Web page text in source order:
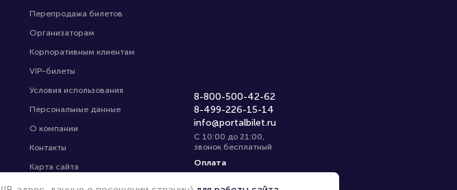
Перепродажа билетов
Организаторам
Корпоративным клиентам
VIP-билеты
Условия использования
Персональные данные
О компании
Контакты
Карта сайта
Управление cookies
8-800-500-42-62
8-499-226-15-14
info@portalbilet.ru
С 10:00 до 21:00,
звонок бесплатный
Оплата